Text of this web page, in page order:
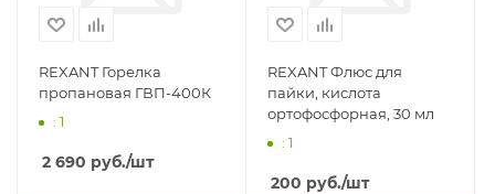
REXANT Горелка
пропановая ГВП-400К
: 1
2 690 руб./шт
REXANT Флюс для
пайки, кислота
ортофосфорная, 30 мл
: 1
200 руб./шт